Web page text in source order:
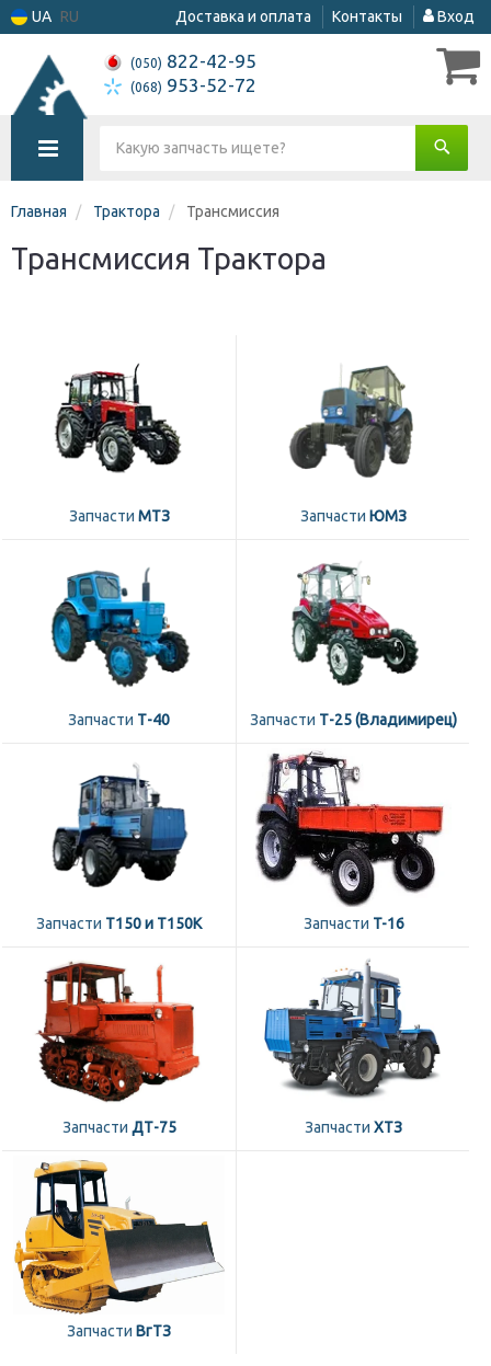
UA RU Доставка и оплата Контакты Вход
(050) 822-42-95
(068) 953-52-72
Главная Трактора Трансмиссия
Трансмиссия Трактора
Запчасти МТЗ Запчасти ЮМЗ
Запчасти Т-40 Запчасти Т-25 (Владимирец)
Запчасти Т150 и Т150К Запчасти T-16
Запчасти ДТ-75 Запчасти ХТЗ
Запчасти ВгТЗ